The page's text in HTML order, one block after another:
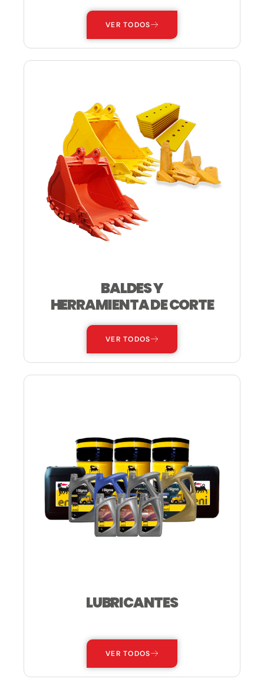
VER TODOS
BALDES Y
HERRAMIENTA DE CORTE
VER TODOS
LUBRICANTES
VER TODOS